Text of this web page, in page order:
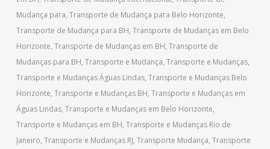
Mudança para, Transporte de Mudança para Belo Horizonte,
Transporte de Mudança para BH, Transporte de Mudanças em Belo
Horizonte, Transporte de Mudanças em BH, Transporte de
Mudanças para BH, Transporte e Mudança, Transporte e Mudanças,
Transporte e Mudanças Águas Lindas, Transporte e Mudanças Belo
Horizonte, Transporte e Mudanças BH, Transporte e Mudanças em
Águas Lindas, Transporte e Mudanças em Belo Horizonte,
Transporte e Mudanças em BH, Transporte e Mudanças Rio de
Janeiro, Transporte e Mudanças RJ, Transporte Mudança, Transporte